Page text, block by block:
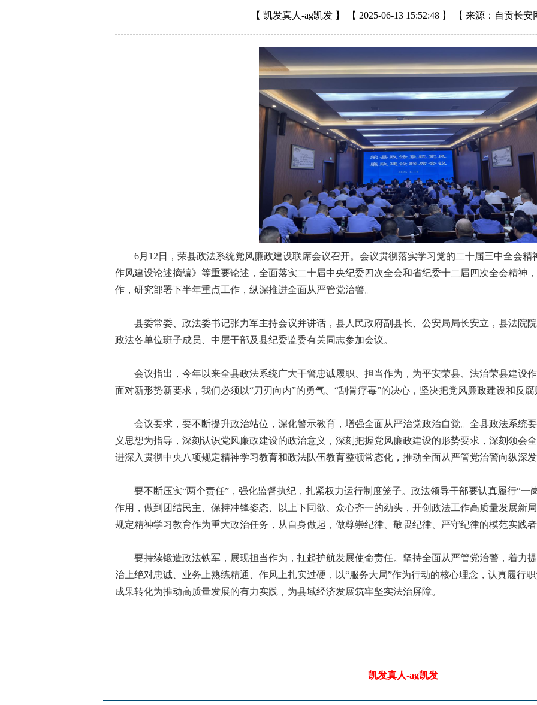
【 凯发真人-ag凯发 】 【 2025-06-13 15:52:48 】 【 来源：自贡长安
6月12日，荣县政法系统党风廉政建设联席会议召开。会议贯彻落实学习党的二十届三中全会精
作风建设论述摘编》等重要论述，全面落实二十届中央纪委四次全会和省纪委十二届四次全会精神
作，研究部署下半年重点工作，纵深推进全面从严管党治警。
县委常委、政法委书记张力军主持会议并讲话，县人民政府副县长、公安局局长安立，县法院
政法各单位班子成员、中层干部及县纪委监委有关同志参加会议。
会议指出，今年以来全县政法系统广大干警忠诚履职、担当作为，为平安荣县、法治荣县建设
面对新形势新要求，我们必须以“刀刃向内”的勇气、“刮骨疗毒”的决心，坚决把党风廉政建设和反
会议要求，要不断提升政治站位，深化警示教育，增强全面从严治党政治自觉。全县政法系统
义思想为指导，深刻认识党风廉政建设的政治意义，深刻把握党风廉政建设的形势要求，深刻领会
进深入贯彻中央八项规定精神学习教育和政法队伍教育整顿常态化，推动全面从严管党治警向纵深
要不断压实“两个责任”，强化监督执纪，扎紧权力运行制度笼子。政法领导干部要认真履行“一
作用，做到团结民主、保持冲锋姿态、以上下同欲、众心齐一的劲头，开创政法工作高质量发展新
规定精神学习教育作为重大政治任务，从自身做起，做尊崇纪律、敬畏纪律、严守纪律的模范实践
要持续锻造政法铁军，展现担当作为，扛起护航发展使命责任。坚持全面从严管党治警，着力
治上绝对忠诚、业务上熟练精通、作风上扎实过硬，以“服务大局”作为行动的核心理念，认真履行
成果转化为推动高质量发展的有力实践，为县域经济发展筑牢坚实法治屏障。
凯发真人-ag凯发